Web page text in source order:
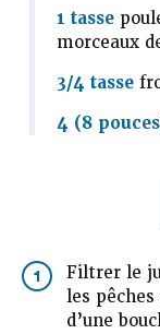
1 tasse
morceaux
3/4 tasse
4 (8
1
Filtrer le
les
d’une